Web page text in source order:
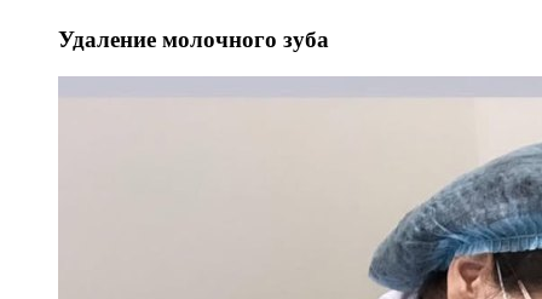
Удаление молочного зуба